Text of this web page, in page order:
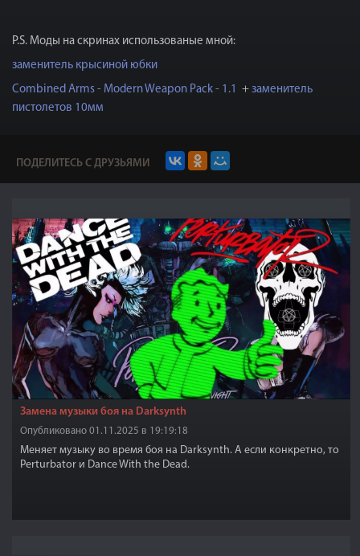
P.S. Моды на скринах использованые мной:
заменитель крысиной юбки
Сombined Arms - Modern Weapon Pack - 1.1 + заменитель
пистолетов 10мм
ПОДЕЛИТЕСЬ С ДРУЗЬЯМИ
Замена музыки боя на Darksynth
Опубликовано 01.11.2025 в 19:19:18
Меняет музыку во время боя на Darksynth. А если конкретно, то
Perturbator и Dance With the Dead.